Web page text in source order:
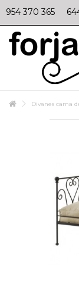
954 370 365
Divanes cama